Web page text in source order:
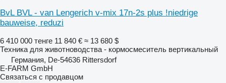
BvL BVL - van Lengerich v-mix 17n-2s plus !niedrige
bauweise, reduzi
6 410 000 тенге 11 840 € ≈ 13 680 $
Техника для животноводства - кормосмеситель вертикальный
Германия, De-54636 Rittersdorf
E-FARM GmbH
Связаться с продавцом